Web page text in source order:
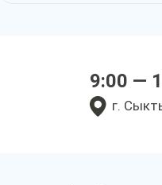
9:00 —
г.